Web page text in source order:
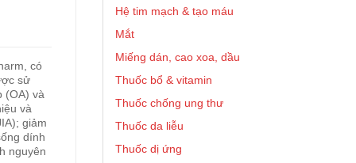
Hệ tim mạch & tạo máu
Mắt
Miếng dán, cao xoa, dầu
Thuốc bổ & vitamin
Thuốc chống ung thư
Thuốc da liễu
Thuốc dị ứng
có
sử
(OA) và
và
giảm
dính
nguyên